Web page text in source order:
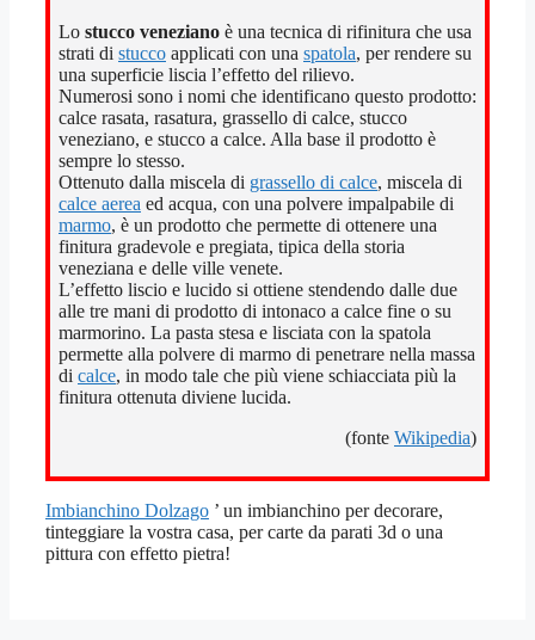
Lo stucco veneziano è una tecnica di rifinitura che usa
strati di stucco applicati con una spatola, per rendere su
una superficie liscia l’effetto del rilievo.
Numerosi sono i nomi che identificano questo prodotto:
calce rasata, rasatura, grassello di calce, stucco
veneziano, e stucco a calce. Alla base il prodotto è
sempre lo stesso.
Ottenuto dalla miscela di grassello di calce, miscela di
calce aerea ed acqua, con una polvere impalpabile di
marmo, è un prodotto che permette di ottenere una
finitura gradevole e pregiata, tipica della storia
veneziana e delle ville venete.
L’effetto liscio e lucido si ottiene stendendo dalle due
alle tre mani di prodotto di intonaco a calce fine o su
marmorino. La pasta stesa e lisciata con la spatola
permette alla polvere di marmo di penetrare nella massa
di calce, in modo tale che più viene schiacciata più la
finitura ottenuta diviene lucida.
(fonte Wikipedia)
Imbianchino Dolzago ’ un imbianchino per decorare,
tinteggiare la vostra casa, per carte da parati 3d o una
pittura con effetto pietra!